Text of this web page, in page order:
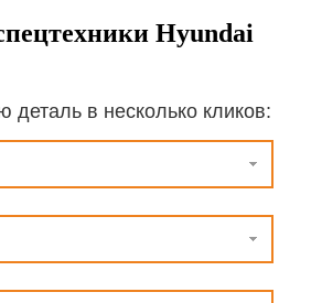
Hyundai
деталь в несколько кликов: